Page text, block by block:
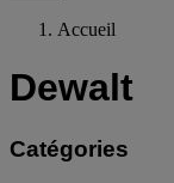
Accueil
Dewalt
Catégories